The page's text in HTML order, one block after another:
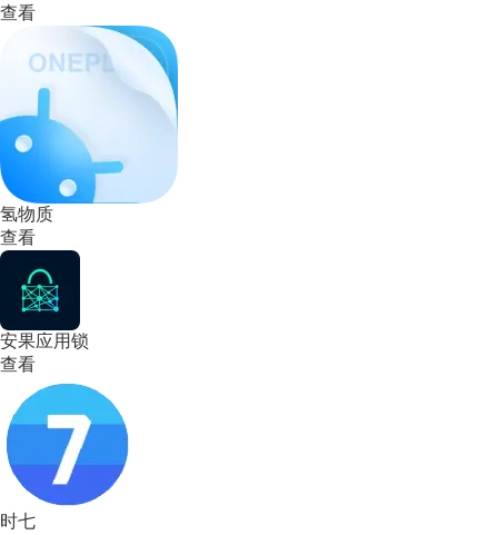
查看
氢物质
查看
安果应用锁
查看
时七